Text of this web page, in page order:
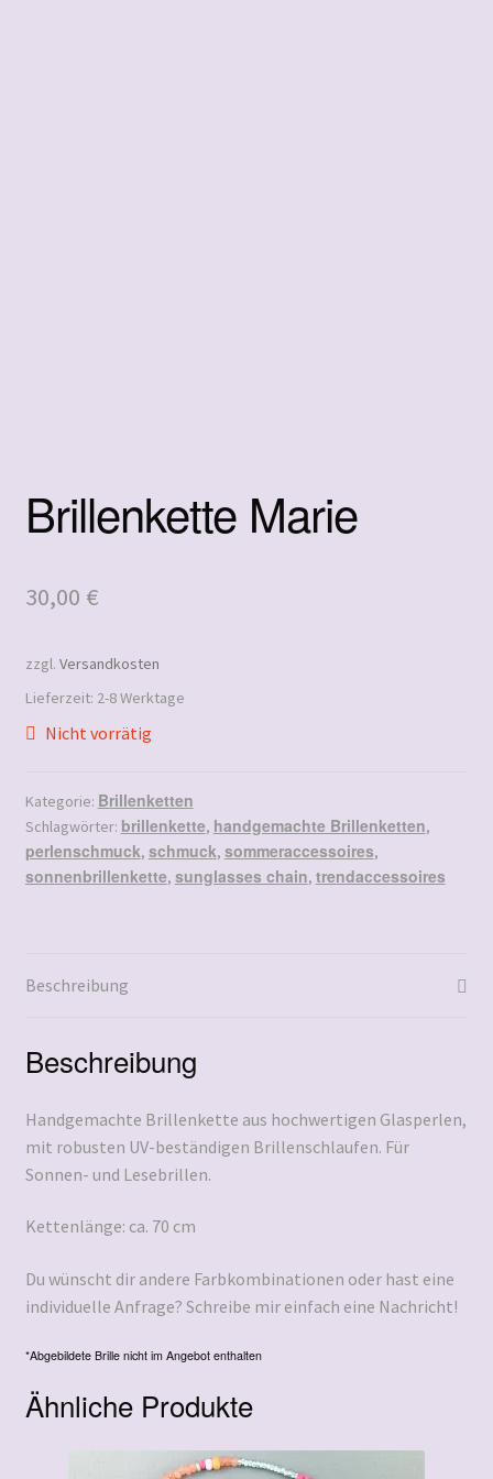
Brillenkette Marie
30,00 €
zzgl. Versandkosten
Lieferzeit: 2-8 Werktage
Nicht vorrätig
Kategorie: Brillenketten
Schlagwörter: brillenkette, handgemachte Brillenketten,
perlenschmuck, schmuck, sommeraccessoires,
sonnenbrillenkette, sunglasses chain, trendaccessoires
Beschreibung
Beschreibung
Handgemachte Brillenkette aus hochwertigen Glasperlen,
mit robusten UV-beständigen Brillenschlaufen. Für
Sonnen- und Lesebrillen.
Kettenlänge: ca. 70 cm
Du wünscht dir andere Farbkombinationen oder hast eine
individuelle Anfrage? Schreibe mir einfach eine Nachricht!
*Abgebildete Brille nicht im Angebot enthalten
Ähnliche Produkte